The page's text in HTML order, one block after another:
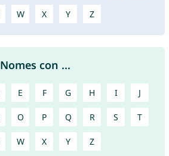
W X Y Z
Nomes con ...
E F G H I J
O P Q R S T
W X Y Z